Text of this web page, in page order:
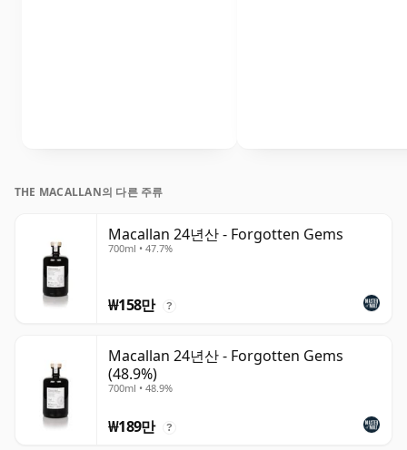
THE MACALLAN의 다른 주류
Macallan 24년산 - Forgotten Gems
700ml • 47.7%
₩158만 ?
Macallan 24년산 - Forgotten Gems
(48.9%)
700ml • 48.9%
₩189만 ?